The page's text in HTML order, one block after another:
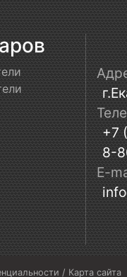
+7
8-
E-
/ Карта сайта